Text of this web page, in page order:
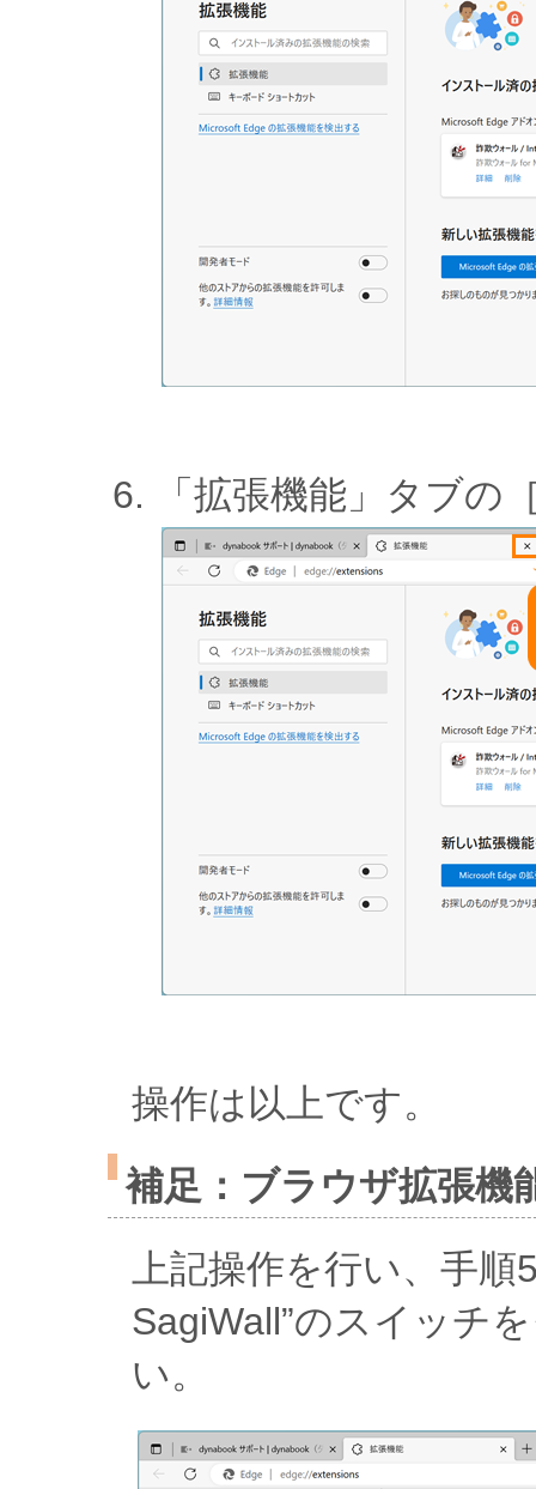
「拡張機能」タブの
操作は以上です。
補足：ブラウザ拡張機
上記操作を行い、手
SagiWall”のスイッチ
い。